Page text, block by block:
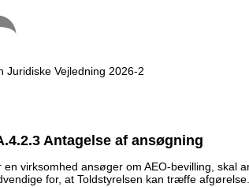
Juridiske Vejledning 2026-2
Antagelse af ansøgning
en virksomhed ansøger om AEO-bevilling, skal
for, at Toldstyrelsen kan træffe afgørelse.